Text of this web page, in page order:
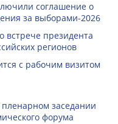
соглашение о
за выборами-2026
встрече президента
регионов
с рабочим визитом
заседании
форума